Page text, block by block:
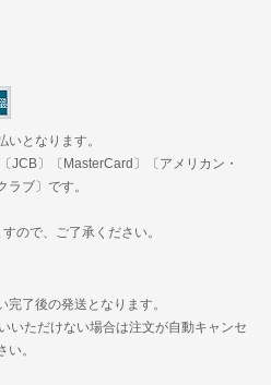
1230円
1340円 1480円
となります。
JCB〕〔MasterCard〕〔アメリカン・
ブ〕です。
ので、ご了承ください。
了後の発送となります。
いただけない場合は注文が自動キャンセ
。